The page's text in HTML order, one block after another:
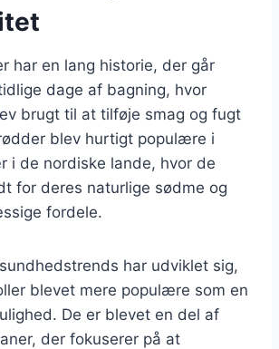
har en lang historie, der går
dage af bagning, hvor
brugt til at tilføje smag og fugt
blev hurtigt populære i
i de nordiske lande, hvor de
for deres naturlige sødme og
fordele.
har udviklet sig,
blevet mere populære som en
De er blevet en del af
der fokuserer på at